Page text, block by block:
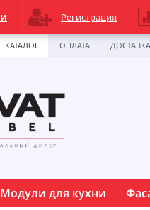
КАТАЛОГ ОПЛАТА ДОСТАВКА
Модули для кухни
Регистрация